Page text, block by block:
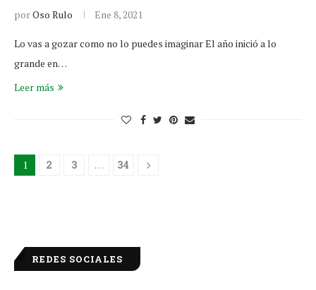
porOso Rulo Ene 8, 2021
Lo vas a gozar como no lo puedes imaginar El año inició a lo
grande en…
Leer más
1 2 3 … 34
REDES SOCIALES